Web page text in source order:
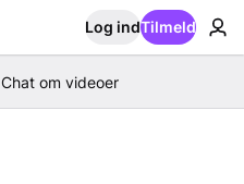
Log indTilmeld
Chat om videoer